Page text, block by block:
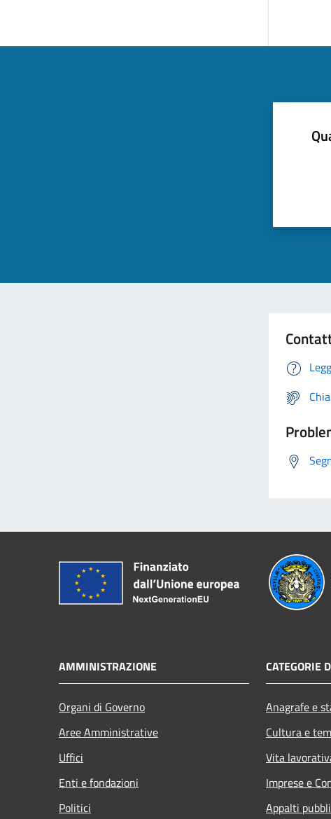
AMMINISTRAZIONE
Organi di Governo
Aree Amministrative
Uffici
Enti e fondazioni
Politici
CATEGORIE
Anagrafe e
Cultura e
Vita
Imprese e
Appalti